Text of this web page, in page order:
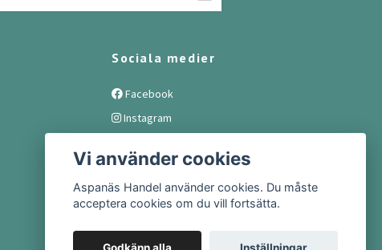
Sociala medier
Facebook
Instagram
Vi använder cookies
Aspanäs Handel använder cookies. Du måste
acceptera cookies om du vill fortsätta.